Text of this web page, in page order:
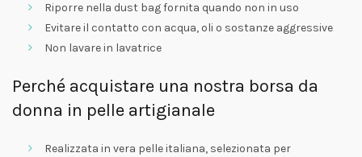
Riporre nella dust bag fornita quando non in uso
Evitare il contatto con acqua, oli o sostanze aggressive
Non lavare in lavatrice
Perché acquistare una nostra borsa da
donna in pelle artigianale
Realizzata in vera pelle italiana, selezionata per